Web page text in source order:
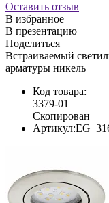
Оставить отзыв
В избранное
В презентацию
Поделиться
Встраиваемый
арматуры никель
Код товара:
3379-01
Скопирован
Артикул: